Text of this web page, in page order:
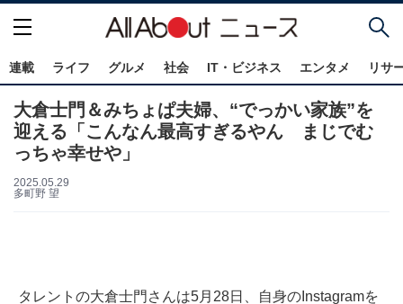
連載 ライフ グルメ 社会 IT・ビジネス エンタメ リサ
大倉士門＆みちょぱ夫婦、“でっかい家族”を
迎える「こんなん最高すぎるやん まじでむ
っちゃ幸せや」
2025.05.29
多町野 望
タレントの大倉士門さんは5月28日、自身のInstagramを